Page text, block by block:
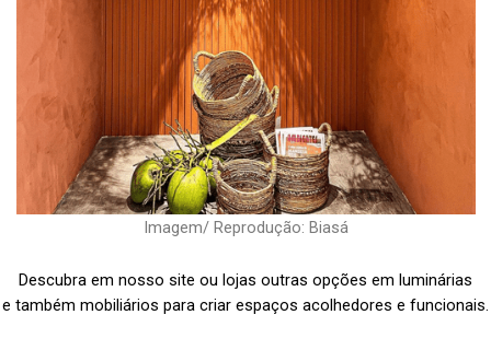
Imagem/ Reprodução: Biasá
Descubra em nosso site ou lojas outras opções em luminárias
e também mobiliários para criar espaços acolhedores e funcionais.